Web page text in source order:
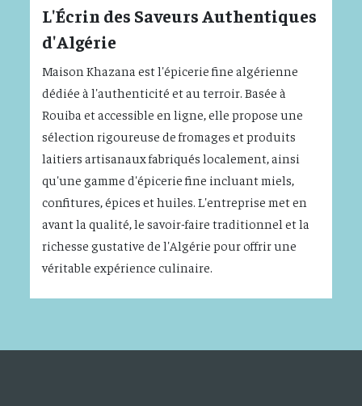
L'Écrin des Saveurs Authentiques
d'Algérie
Maison Khazana est l'épicerie fine algérienne
dédiée à l'authenticité et au terroir. Basée à
Rouiba et accessible en ligne, elle propose une
sélection rigoureuse de fromages et produits
laitiers artisanaux fabriqués localement, ainsi
qu'une gamme d'épicerie fine incluant miels,
confitures, épices et huiles. L'entreprise met en
avant la qualité, le savoir-faire traditionnel et la
richesse gustative de l'Algérie pour offrir une
véritable expérience culinaire.